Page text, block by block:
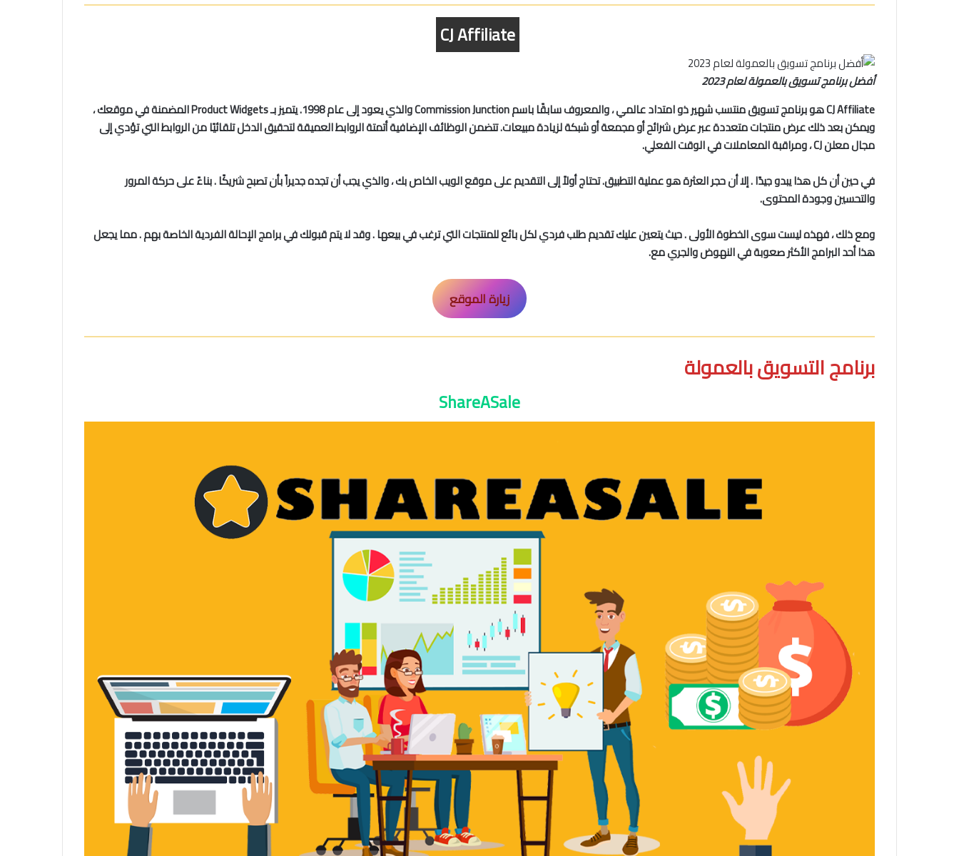
CJ Affiliate
أفضل برنامج تسويق بالعمولة لعام 2023
CJ Affiliate هو برنامج تسويق منتسب شهير ذو امتداد عالمي ، والمعروف سابقًا باسم Commission Junction والذي يعود إلى عام 1998. يتميز بـ Product Widgets المضمنة في موقعك ،
ويمكن بعد ذلك عرض منتجات متعددة عبر عرض شرائح أو مجمعة أو شبكة لزيادة مبيعات. تتضمن الوظائف الإضافية أتمتة الروابط العميقة لتحقيق الدخل تلقائيًا من الروابط التي تؤدي إلى
مجال معلن CJ ، ومراقبة المعاملات في الوقت الفعلي.
في حين أن كل هذا يبدو جيدًا . إلا أن حجر العثرة هو عملية التطبيق. تحتاج أولاً إلى التقديم على موقع الويب الخاص بك ، والذي يجب أن تجده جديراً بأن تصبح شريكًا . بناءً على حركة المرور
والتحسين وجودة المحتوى.
ومع ذلك ، فهذه ليست سوى الخطوة الأولى . حيث يتعين عليك تقديم طلب فردي لكل بائع للمنتجات التي ترغب في بيعها . وقد لا يتم قبولك في برامج الإحالة الفردية الخاصة بهم . مما يجعل
هذا أحد البرامج الأكثر صعوبة في النهوض والجري مع.
زيارة الموقع
برنامج التسويق بالعمولة
ShareASale